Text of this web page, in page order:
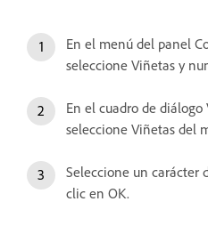
En el menú del panel
seleccione Viñetas y
En el cuadro de
seleccione Viñetas del
Seleccione un carácter
clic en OK.